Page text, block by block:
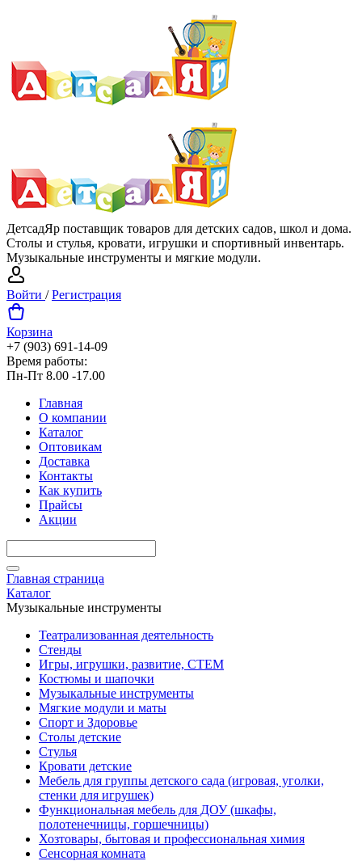
ДетсадЯр поставщик товаров для детских садов, школ и дома.
Столы и стулья, кровати, игрушки и спортивный инвентарь.
Музыкальные инструменты и мягкие модули.
Войти /Регистрация
Корзина
+7 (903) 691-14-09
Время работы:
Пн-Пт 8.00 -17.00
Главная
О компании
Каталог
Оптовикам
Доставка
Контакты
Как купить
Прайсы
Акции
Главная страница
Каталог
Музыкальные инструменты
Театрализованная деятельность
Стенды
Игры, игрушки, развитие, СТЕМ
Костюмы и шапочки
Музыкальные инструменты
Мягкие модули и маты
Спорт и Здоровье
Столы детские
Стулья
Кровати детские
Мебель для группы детского сада (игровая, уголки,
стенки для игрушек)
Функциональная мебель для ДОУ (шкафы,
полотенечницы, горшечницы)
Хозтовары, бытовая и профессиональная химия
Сенсорная комната